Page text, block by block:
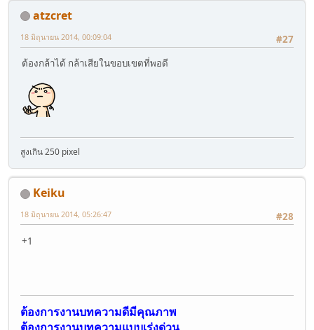
atzcret
#27
18 มิถุนายน 2014, 00:09:04
ต้องกล้าได้ กล้าเสียในขอบเขตที่พอดี
สูงเกิน 250 pixel
Keiku
#28
18 มิถุนายน 2014, 05:26:47
+1
ต้องการงานบทความดีมีคุณภาพ